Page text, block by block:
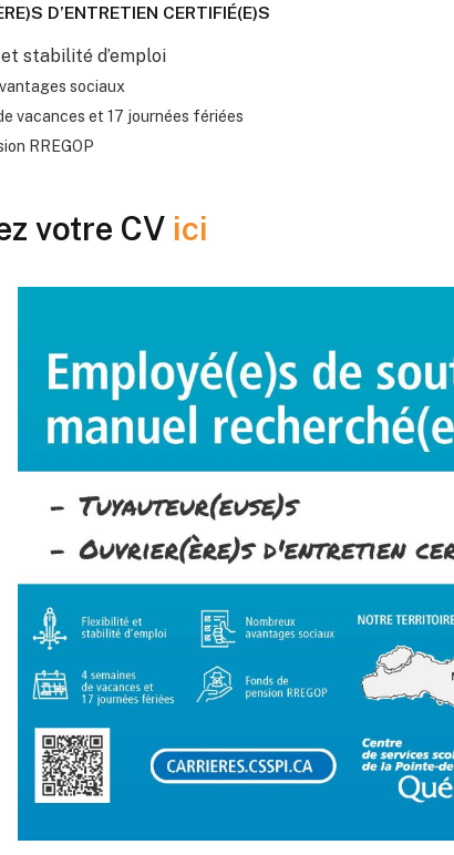
D’ENTRETIEN CERTIFIÉ(E)S
stabilité d’emploi
sociaux
vacances et 17 journées fériées
RREGOP
votre CV ici